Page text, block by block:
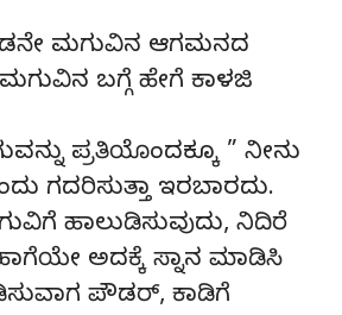
ಮಗುವಿನ ಆಗಮನದ
ಬಗ್ಗೆ ಹೇಗೆ ಕಾಳಜಿ
ಪ್ರತಿಯೊಂದಕ್ಕೂ ” ನೀನು
ಗದರಿಸುತ್ತಾ ಇರಬಾರದು.
ಹಾಲುಡಿಸುವುದು, ನಿದಿರೆ
ಅದಕ್ಕೆ ಸ್ನಾನ ಮಾಡಿಸಿ
ಪೌಡರ್, ಕಾಡಿಗೆ